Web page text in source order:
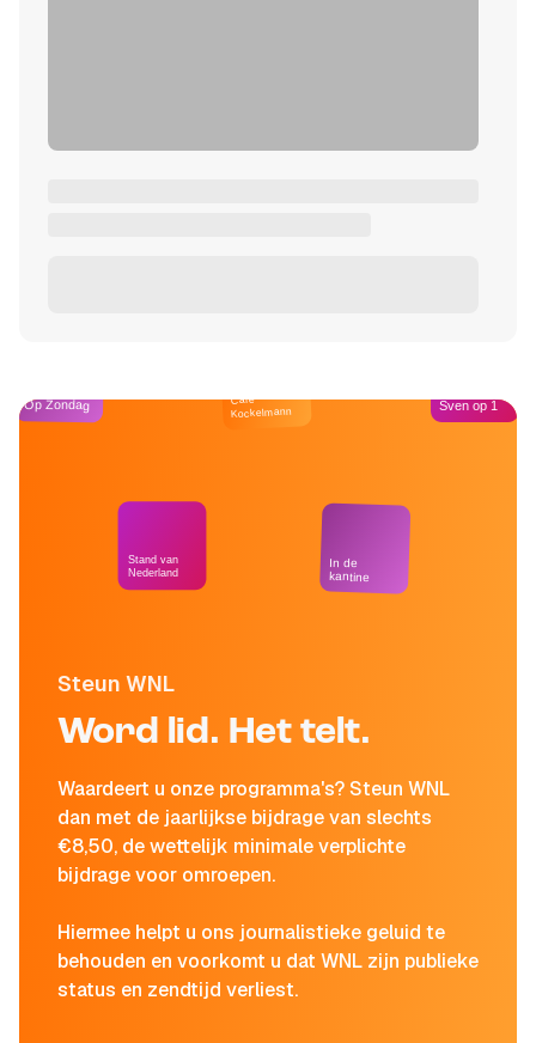
Steun WNL
Word lid. Het telt.
Waardeert u onze programma's? Steun WNL
dan met de jaarlijkse bijdrage van slechts
€8,50, de wettelijk minimale verplichte
bijdrage voor omroepen.
Hiermee helpt u ons journalistieke geluid te
behouden en voorkomt u dat WNL zijn publieke
status en zendtijd verliest.
Op Zondag
Stand van
Nederland
Café
Kockelmann
In de
kantine
Sven op 1